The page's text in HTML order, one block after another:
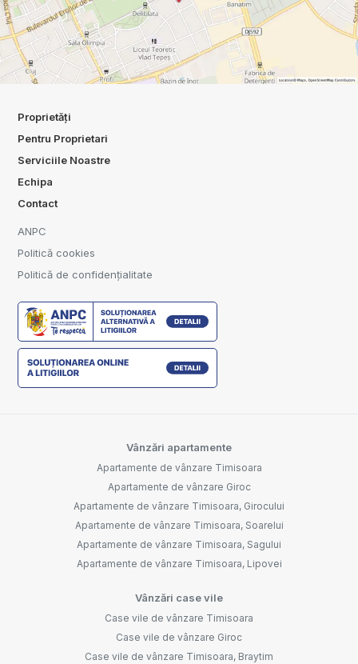
Proprietăți
Pentru Proprietari
Serviciile Noastre
Echipa
Contact
ANPC
Politică cookies
Politică de confidențialitate
Vânzări apartamente
Apartamente de vânzare Timisoara
Apartamente de vânzare Giroc
Apartamente de vânzare Timisoara, Girocului
Apartamente de vânzare Timisoara, Soarelui
Apartamente de vânzare Timisoara, Sagului
Apartamente de vânzare Timisoara, Lipovei
Vânzări case vile
Case vile de vânzare Timisoara
Case vile de vânzare Giroc
Case vile de vânzare Timisoara, Braytim